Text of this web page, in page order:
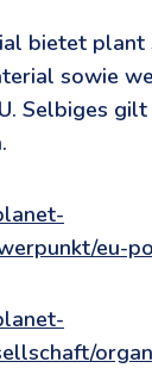
bietet plant
sowie
Selbiges
eu-